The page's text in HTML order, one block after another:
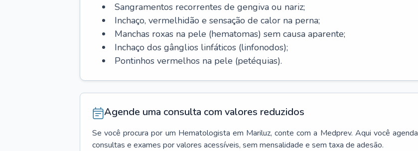
Sangramentos recorrentes de gengiva ou nariz;
Inchaço, vermelhidão e sensação de calor na perna;
Manchas roxas na pele (hematomas) sem causa aparente;
Inchaço dos gânglios linfáticos (linfonodos);
Pontinhos vermelhos na pele (petéquias).
Agende uma consulta com valores reduzidos
Se você procura por um Hematologista em Mariluz, conte com a Medprev. Aqui você agenda
consultas e exames por valores acessíveis, sem mensalidade e sem taxa de adesão.